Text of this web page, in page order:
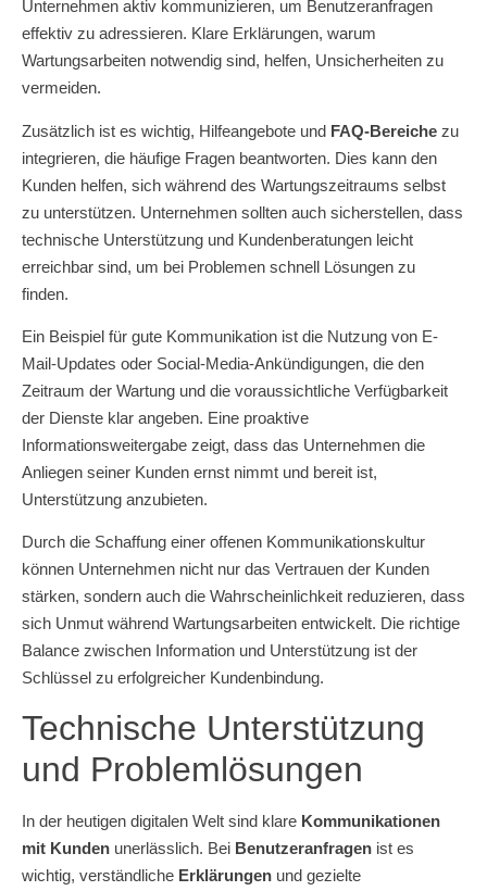
Unternehmen aktiv kommunizieren, um Benutzeranfragen
effektiv zu adressieren. Klare Erklärungen, warum
Wartungsarbeiten notwendig sind, helfen, Unsicherheiten zu
vermeiden.
Zusätzlich ist es wichtig, Hilfeangebote und FAQ-Bereiche zu
integrieren, die häufige Fragen beantworten. Dies kann den
Kunden helfen, sich während des Wartungszeitraums selbst
zu unterstützen. Unternehmen sollten auch sicherstellen, dass
technische Unterstützung und Kundenberatungen leicht
erreichbar sind, um bei Problemen schnell Lösungen zu
finden.
Ein Beispiel für gute Kommunikation ist die Nutzung von E-
Mail-Updates oder Social-Media-Ankündigungen, die den
Zeitraum der Wartung und die voraussichtliche Verfügbarkeit
der Dienste klar angeben. Eine proaktive
Informationsweitergabe zeigt, dass das Unternehmen die
Anliegen seiner Kunden ernst nimmt und bereit ist,
Unterstützung anzubieten.
Durch die Schaffung einer offenen Kommunikationskultur
können Unternehmen nicht nur das Vertrauen der Kunden
stärken, sondern auch die Wahrscheinlichkeit reduzieren, dass
sich Unmut während Wartungsarbeiten entwickelt. Die richtige
Balance zwischen Information und Unterstützung ist der
Schlüssel zu erfolgreicher Kundenbindung.
Technische Unterstützung
und Problemlösungen
In der heutigen digitalen Welt sind klare Kommunikationen
mit Kunden unerlässlich. Bei Benutzeranfragen ist es
wichtig, verständliche Erklärungen und gezielte